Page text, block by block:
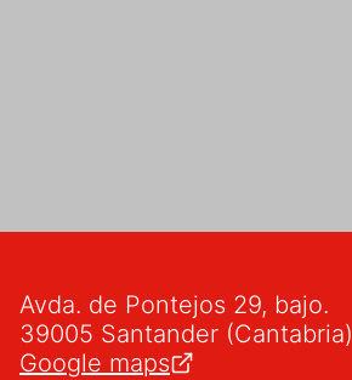
Avda. de Pontejos 29, bajo.
39005 Santander (Cantabria)
Google maps